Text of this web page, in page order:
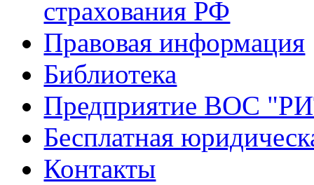
страхования РФ
Правовая информация
Библиотека
Предприятие ВОС
Бесплатная
Контакты